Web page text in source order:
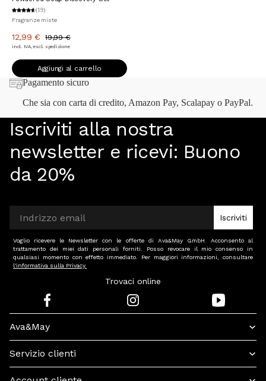
(19)
Fragranze miste
12,99 € 19,99 €
incl. IVA, escl. spedizione
Aggiungi al carrello
Pagamento sicuro
Che sia con carta di credito, Amazon Pay, Scalapay o PayPal.
Iscriviti alla nostra
newsletter e ricevi: Buono
da 20%
Iscriviti
Voglio ricevere le Newsletter con le offerte di Ava&May GmbH. Acconsento al
trattamento dei miei dati personali forniti. Posso revocare il mio consenso in
qualsiasi momento con effetto immediato. Per maggiori informazioni, consultare
l'informativa sulla Privacy.
Trovaci online
Ava&May
Servizio clienti